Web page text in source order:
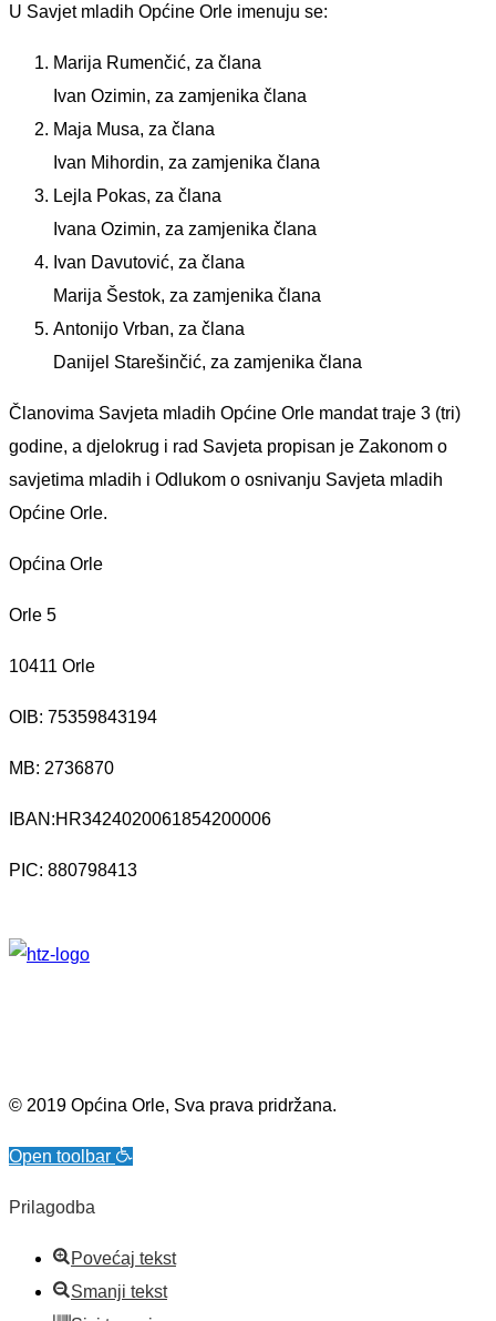
U Savjet mladih Općine Orle imenuju se:
Marija Rumenčić, za člana
Ivan Ozimin, za zamjenika člana
Maja Musa, za člana
Ivan Mihordin, za zamjenika člana
Lejla Pokas, za člana
Ivana Ozimin, za zamjenika člana
Ivan Davutović, za člana
Marija Šestok, za zamjenika člana
Antonijo Vrban, za člana
Danijel Starešinčić, za zamjenika člana
Članovima Savjeta mladih Općine Orle mandat traje 3 (tri)
godine, a djelokrug i rad Savjeta propisan je Zakonom o
savjetima mladih i Odlukom o osnivanju Savjeta mladih
Općine Orle.
Općina Orle
Orle 5
10411 Orle
OIB: 75359843194
MB: 2736870
IBAN:HR3424020061854200006
PIC: 880798413
© 2019 Općina Orle, Sva prava pridržana.
Open toolbar
Prilagodba
Povećaj tekst
Smanji tekst